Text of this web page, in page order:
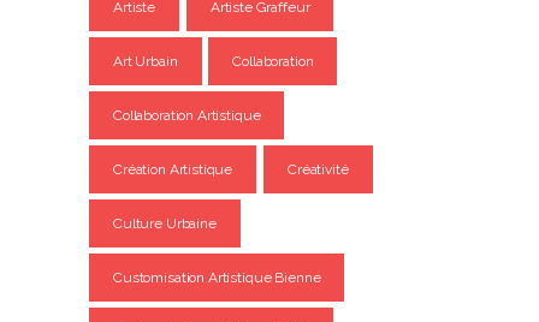
Artiste Artiste Graffeur
Art Urbain Collaboration
Collaboration Artistique
Création Artistique Créativité
Culture Urbaine
Customisation Artistique Bienne